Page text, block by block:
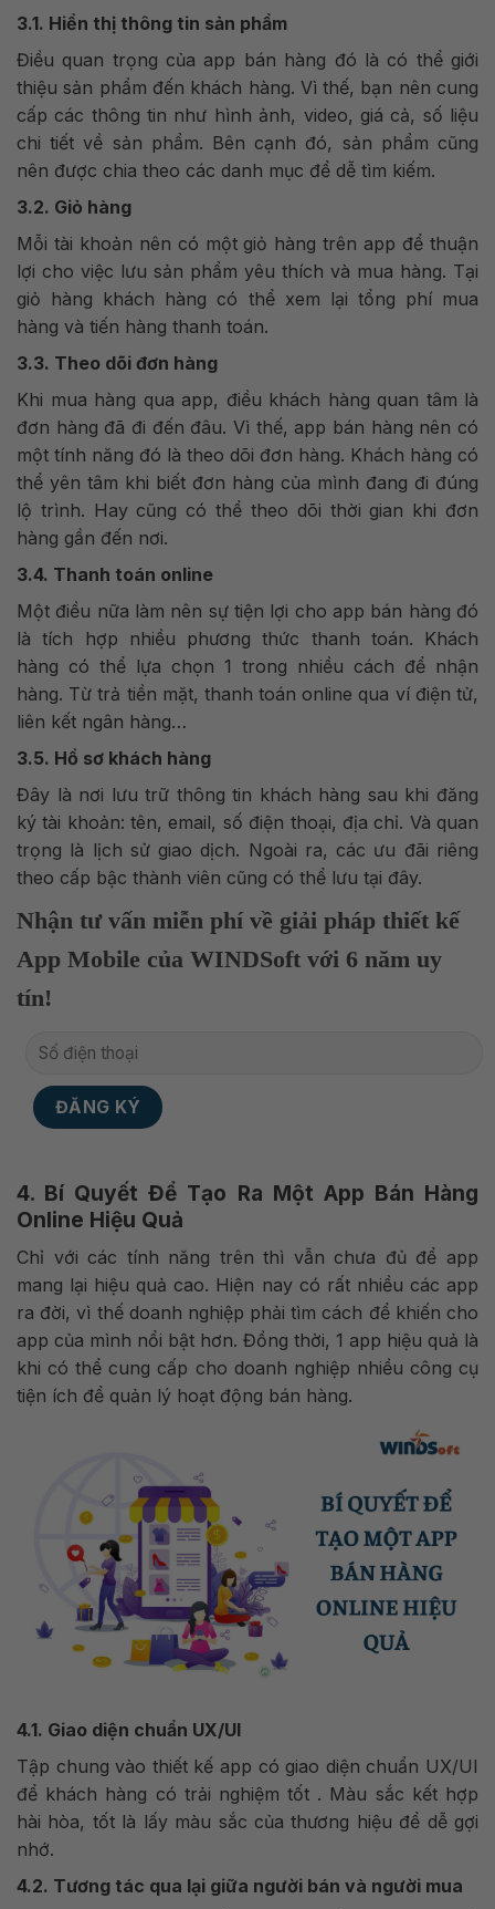
3.1. Hiển thị thông tin sản phẩm
Điều quan trọng của app bán hàng đó là có thể giới
thiệu sản phẩm đến khách hàng. Vì thế, bạn nên cung
cấp các thông tin như hình ảnh, video, giá cả, số liệu
chi tiết về sản phẩm. Bên cạnh đó, sản phẩm cũng
nên được chia theo các danh mục để dễ tìm kiếm.
3.2. Giỏ hàng
Mỗi tài khoản nên có một giỏ hàng trên app để thuận
lợi cho việc lưu sản phẩm yêu thích và mua hàng. Tại
giỏ hàng khách hàng có thể xem lại tổng phí mua
hàng và tiến hàng thanh toán.
3.3. Theo dõi đơn hàng
Khi mua hàng qua app, điều khách hàng quan tâm là
đơn hàng đã đi đến đâu. Vì thế, app bán hàng nên có
một tính năng đó là theo dõi đơn hàng. Khách hàng có
thể yên tâm khi biết đơn hàng của mình đang đi đúng
lộ trình. Hay cũng có thể theo dõi thời gian khi đơn
hàng gần đến nơi.
3.4. Thanh toán online
Một điều nữa làm nên sự tiện lợi cho app bán hàng đó
là tích hợp nhiều phương thức thanh toán. Khách
hàng có thể lựa chọn 1 trong nhiều cách để nhận
hàng. Từ trả tiền mặt, thanh toán online qua ví điện tử,
liên kết ngân hàng…
3.5. Hồ sơ khách hàng
Đây là nơi lưu trữ thông tin khách hàng sau khi đăng
ký tài khoản: tên, email, số điện thoại, địa chỉ. Và quan
trọng là lịch sử giao dịch. Ngoài ra, các ưu đãi riêng
theo cấp bậc thành viên cũng có thể lưu tại đây.
Nhận tư vấn miễn phí về giải pháp thiết kế
App Mobile của WINDSoft với 6 năm uy
tín!
4. Bí Quyết Để Tạo Ra Một App Bán Hàng
Online Hiệu Quả
Chỉ với các tính năng trên thì vẫn chưa đủ để app
mang lại hiệu quả cao. Hiện nay có rất nhiều các app
ra đời, vì thế doanh nghiệp phải tìm cách để khiến cho
app của mình nổi bật hơn. Đồng thời, 1 app hiệu quả là
khi có thể cung cấp cho doanh nghiệp nhiều công cụ
tiện ích để quản lý hoạt động bán hàng.
4.1. Giao diện chuẩn UX/UI
Tập chung vào thiết kế app có giao diện chuẩn UX/UI
để khách hàng có trải nghiệm tốt . Màu sắc kết hợp
hài hòa, tốt là lấy màu sắc của thương hiệu để dễ gợi
nhớ.
4.2. Tương tác qua lại giữa người bán và người mua